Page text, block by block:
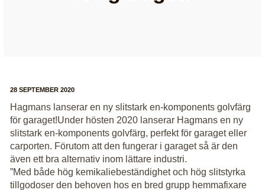
28 SEPTEMBER 2020
Hagmans lanserar en ny slitstark en-komponents golvfärg
för garaget!Under hösten 2020 lanserar Hagmans en ny
slitstark en-komponents golvfärg, perfekt för garaget eller
carporten. Förutom att den fungerar i garaget så är den
även ett bra alternativ inom lättare industri.
”Med både hög kemikaliebeständighet och hög slitstyrka
tillgodoser den behoven hos en bred grupp hemmafixare